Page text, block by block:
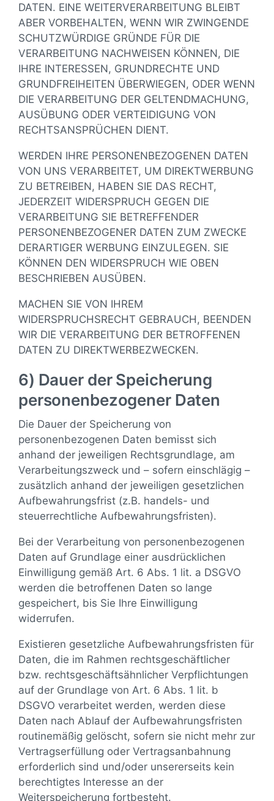
DATEN. EINE WEITERVERARBEITUNG BLEIBT
ABER VORBEHALTEN, WENN WIR ZWINGENDE
SCHUTZWÜRDIGE GRÜNDE FÜR DIE
VERARBEITUNG NACHWEISEN KÖNNEN, DIE
IHRE INTERESSEN, GRUNDRECHTE UND
GRUNDFREIHEITEN ÜBERWIEGEN, ODER WENN
DIE VERARBEITUNG DER GELTENDMACHUNG,
AUSÜBUNG ODER VERTEIDIGUNG VON
RECHTSANSPRÜCHEN DIENT.
WERDEN IHRE PERSONENBEZOGENEN DATEN
VON UNS VERARBEITET, UM DIREKTWERBUNG
ZU BETREIBEN, HABEN SIE DAS RECHT,
JEDERZEIT WIDERSPRUCH GEGEN DIE
VERARBEITUNG SIE BETREFFENDER
PERSONENBEZOGENER DATEN ZUM ZWECKE
DERARTIGER WERBUNG EINZULEGEN. SIE
KÖNNEN DEN WIDERSPRUCH WIE OBEN
BESCHRIEBEN AUSÜBEN.
MACHEN SIE VON IHREM
WIDERSPRUCHSRECHT GEBRAUCH, BEENDEN
WIR DIE VERARBEITUNG DER BETROFFENEN
DATEN ZU DIREKTWERBEZWECKEN.
6) Dauer der Speicherung
personenbezogener Daten
Die Dauer der Speicherung von
personenbezogenen Daten bemisst sich
anhand der jeweiligen Rechtsgrundlage, am
Verarbeitungszweck und – sofern einschlägig –
zusätzlich anhand der jeweiligen gesetzlichen
Aufbewahrungsfrist (z.B. handels- und
steuerrechtliche Aufbewahrungsfristen).
Bei der Verarbeitung von personenbezogenen
Daten auf Grundlage einer ausdrücklichen
Einwilligung gemäß Art. 6 Abs. 1 lit. a DSGVO
werden die betroffenen Daten so lange
gespeichert, bis Sie Ihre Einwilligung
widerrufen.
Existieren gesetzliche Aufbewahrungsfristen für
Daten, die im Rahmen rechtsgeschäftlicher
bzw. rechtsgeschäftsähnlicher Verpflichtungen
auf der Grundlage von Art. 6 Abs. 1 lit. b
DSGVO verarbeitet werden, werden diese
Daten nach Ablauf der Aufbewahrungsfristen
routinemäßig gelöscht, sofern sie nicht mehr zur
Vertragserfüllung oder Vertragsanbahnung
erforderlich sind und/oder unsererseits kein
berechtigtes Interesse an der
Weiterspeicherung fortbesteht.